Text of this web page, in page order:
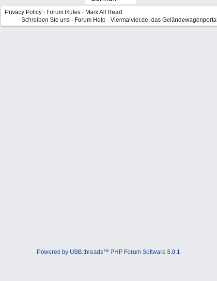
Privacy Policy · Forum Rules · Mark All Read
Schreiben Sie uns · Forum Help · Viermalvier.de, das
Powered by UBB.threads™ PHP Forum Software 8.0.1